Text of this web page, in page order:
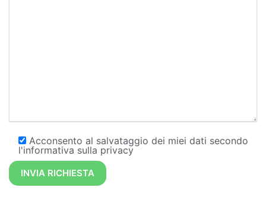
Acconsento al salvataggio dei miei dati secondo
l'informativa sulla privacy